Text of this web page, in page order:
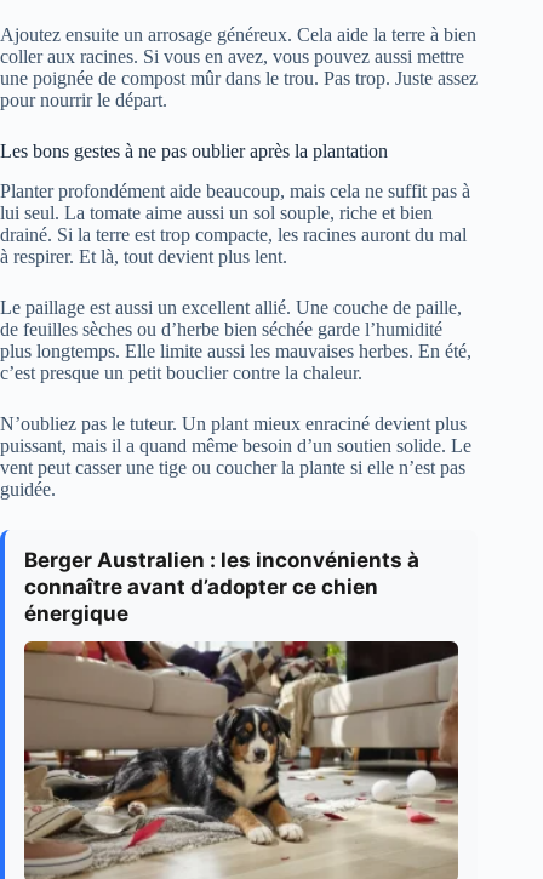
Ajoutez ensuite un arrosage généreux. Cela aide la terre à bien
coller aux racines. Si vous en avez, vous pouvez aussi mettre
une poignée de compost mûr dans le trou. Pas trop. Juste assez
pour nourrir le départ.
Les bons gestes à ne pas oublier après la plantation
Planter profondément aide beaucoup, mais cela ne suffit pas à
lui seul. La tomate aime aussi un sol souple, riche et bien
drainé. Si la terre est trop compacte, les racines auront du mal
à respirer. Et là, tout devient plus lent.
Le paillage est aussi un excellent allié. Une couche de paille,
de feuilles sèches ou d’herbe bien séchée garde l’humidité
plus longtemps. Elle limite aussi les mauvaises herbes. En été,
c’est presque un petit bouclier contre la chaleur.
N’oubliez pas le tuteur. Un plant mieux enraciné devient plus
puissant, mais il a quand même besoin d’un soutien solide. Le
vent peut casser une tige ou coucher la plante si elle n’est pas
guidée.
Berger Australien : les inconvénients à
connaître avant d’adopter ce chien
énergique